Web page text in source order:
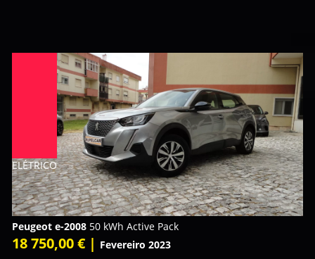
ELÉTRICO
Peugeot e-2008 50 kWh Active Pack
18 750,00 € | Fevereiro 2023